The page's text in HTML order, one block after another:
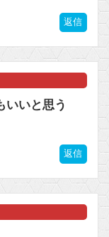
返信
いいと思う
返信